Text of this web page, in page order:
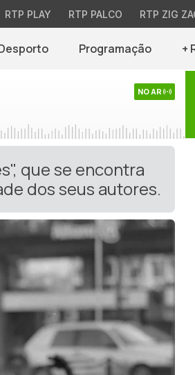
RTP PLAY RTP PALCO RTP ZIG
Programação +
NO AR
que se encontra
dos seus autores.